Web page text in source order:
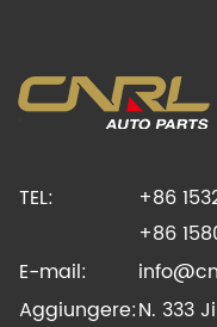
TEL:
+86
+86
E-mail:
Aggiungere:N. 333